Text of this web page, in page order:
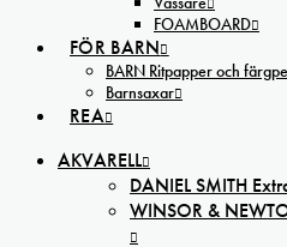
FOAMBOARD
FÖR BARN
BARN Ritpapper och
Barnsaxar
REA
AKVARELL
DANIEL SMITH
WINSOR &